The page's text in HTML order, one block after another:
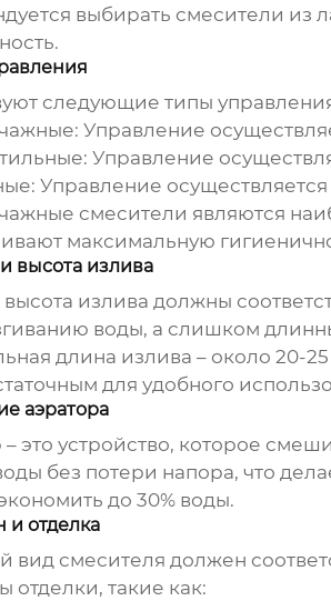
выбирать смесители из
следующие типы
Управление
Управление
Управление
смесители являются
максимальную
высота излива
излива должны
воды, а слишком
длина излива – около 20-
для удобного
аэратора
это устройство, которое
без потери напора, что
до 30% воды.
и отделка
вид смесителя должен
отделки, такие как: